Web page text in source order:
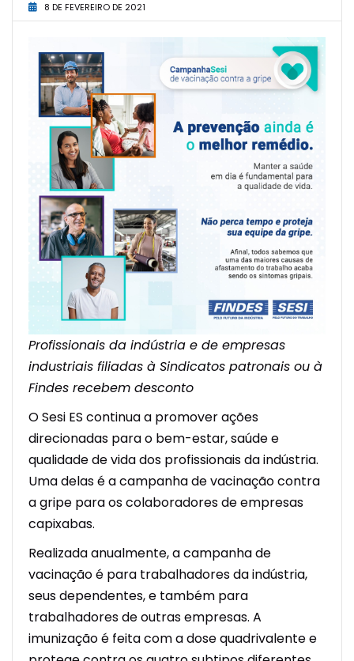
8 DE FEVEREIRO DE 2021
Profissionais da indústria e de empresas
industriais filiadas à Sindicatos patronais ou à
Findes recebem desconto
O Sesi ES continua a promover ações
direcionadas para o bem-estar, saúde e
qualidade de vida dos profissionais da indústria.
Uma delas é a campanha de vacinação contra
a gripe para os colaboradores de empresas
capixabas.
Realizada anualmente, a campanha de
vacinação é para trabalhadores da indústria,
seus dependentes, e também para
trabalhadores de outras empresas. A
imunizaçãoé feita com a dosequadrivalentee